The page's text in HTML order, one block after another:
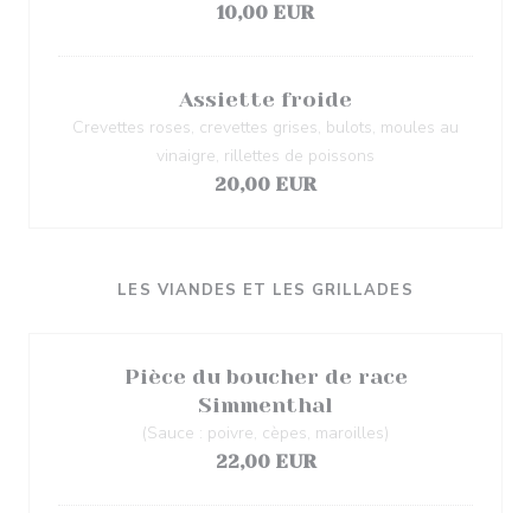
10,00 EUR
Assiette froide
Crevettes roses, crevettes grises, bulots, moules au
vinaigre, rillettes de poissons
20,00 EUR
LES VIANDES ET LES GRILLADES
Pièce du boucher de race
Simmenthal
(Sauce : poivre, cèpes, maroilles)
22,00 EUR